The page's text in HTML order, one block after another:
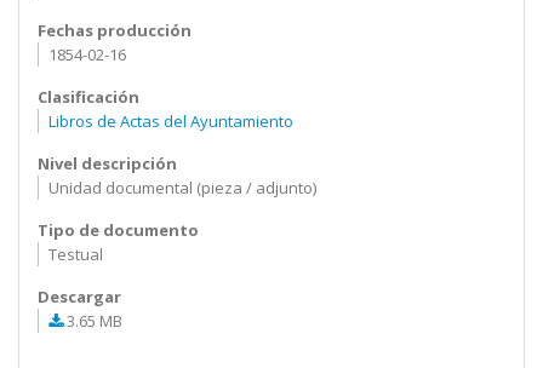
Fechas producción
1854-02-16
Clasificación
Libros de Actas del Ayuntamiento
Nivel descripción
Unidad documental (pieza / adjunto)
Tipo de documento
Testual
Descargar
3.65 MB